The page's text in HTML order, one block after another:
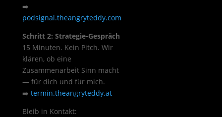
➡️
podsignal.theangryteddy.com
Schritt 2: Strategie-Gespräch
15 Minuten. Kein Pitch. Wir
klären, ob eine
Zusammenarbeit Sinn macht
— für dich und für mich.
➡️ termin.theangryteddy.at
Bleib in Kontakt: